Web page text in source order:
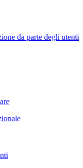
da parte degli utenti